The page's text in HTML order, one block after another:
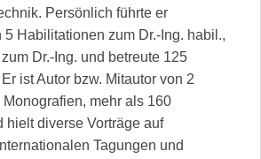
Persönlich führte er
Habilitationen zum Dr.-Ing. habil.,
Dr.-Ing. und betreute 125
ist Autor bzw. Mitautor von 2
Monografien, mehr als 160
hielt diverse Vorträge auf
Tagungen und